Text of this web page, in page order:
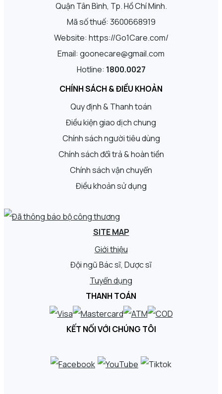
Quận Tân Bình, Tp. Hồ Chí Minh.
Mã số thuế: 3600668919
Website: https://Go1Care.com/
Email: goonecare@gmail.com
Hotline: 1800.0027
CHÍNH SÁCH & ĐIỀU KHOẢN
Quy định & Thanh toán
Điều kiện giao dịch chung
Chính sách người tiêu dùng
Chính sách đổi trả & hoàn tiền
Chính sách vận chuyển
Điều khoản sử dụng
SITE MAP
Giới thiệu
Đội ngũ Bác sĩ, Dược sĩ
Tuyển dụng
THANH TOÁN
KẾT NỐI VỚI CHÚNG TÔI